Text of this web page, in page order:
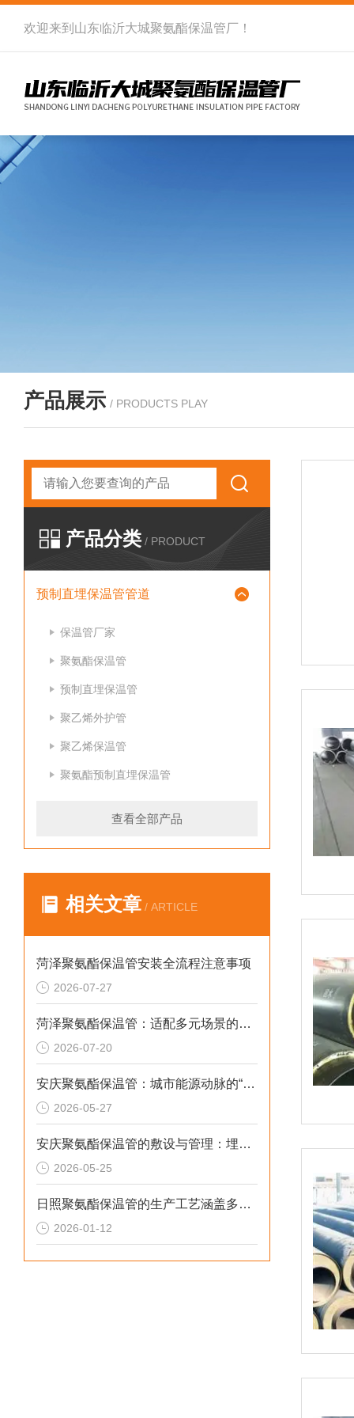
欢迎来到 山东临沂大城聚氨酯保温管厂 ！
产品展示 / PRODUCTS PLAY
产品分类 / PRODUCT
预制直埋保温管管道
保温管厂家
聚氨酯保温管
预制直埋保温管
聚乙烯外护管
聚乙烯保温管
聚氨酯预制直埋保温管
查看全部产品
相关文章 / ARTICLE
菏泽聚氨酯保温管安装全流程注意事项
2026-07-27
菏泽聚氨酯保温管：适配多元场景的高效保温输送材料
2026-07-20
安庆聚氨酯保温管：城市能源动脉的“高效铠甲”
2026-05-27
安庆聚氨酯保温管的敷设与管理：埋设深度的考量与实践
2026-05-25
日照聚氨酯保温管的生产工艺涵盖多个环节
2026-01-12